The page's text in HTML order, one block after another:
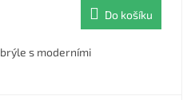
Do košíku
s moderními